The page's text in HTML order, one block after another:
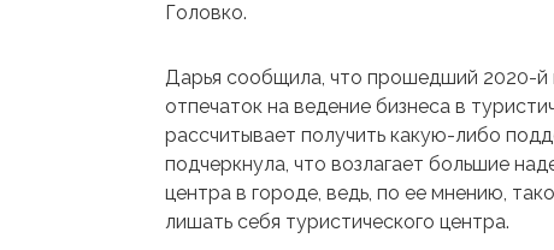
Головко.
Дарья сообщила, что прошедший 2020-й
отпечаток на ведение бизнеса в
рассчитывает получить какую-либо
подчеркнула, что возлагает большие
центра в городе, ведь, по ее мнению,
лишать себя туристического центра.